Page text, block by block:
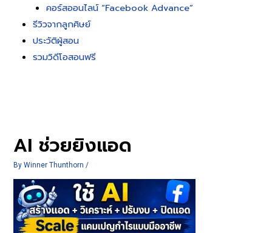
คอร์สออนไลน์ “Facebook Advance”
รีวิวจากลูกศิษย์
ประวัติผู้สอน
รวมวิดีโอสอนฟรี
AI ช่วยยิงแอด
ByWinner Thunthorn /